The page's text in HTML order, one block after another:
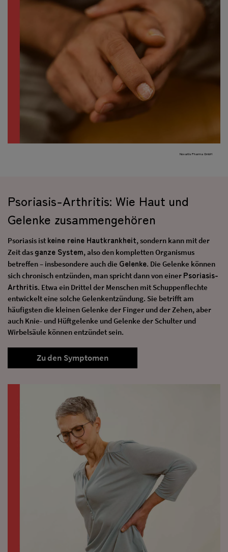
Novartis Pharma GmbH
Psoriasis-Arthritis: Wie Haut und
Gelenke zusammengehören
Psoriasis ist keine reine Hautkrankheit, sondern kann mit der
Zeit das ganze System, also den kompletten Organismus
betreffen – insbesondere auch die Gelenke. Die Gelenke können
sich chronisch entzünden, man spricht dann von einer Psoriasis-
Arthritis. Etwa ein Drittel der Menschen mit Schuppenflechte
entwickelt eine solche Gelenkentzündung. Sie betrifft am
häufigsten die kleinen Gelenke der Finger und der Zehen, aber
auch Knie- und Hüftgelenke und Gelenke der Schulter und
Wirbelsäule können entzündet sein.
Zu den Symptomen